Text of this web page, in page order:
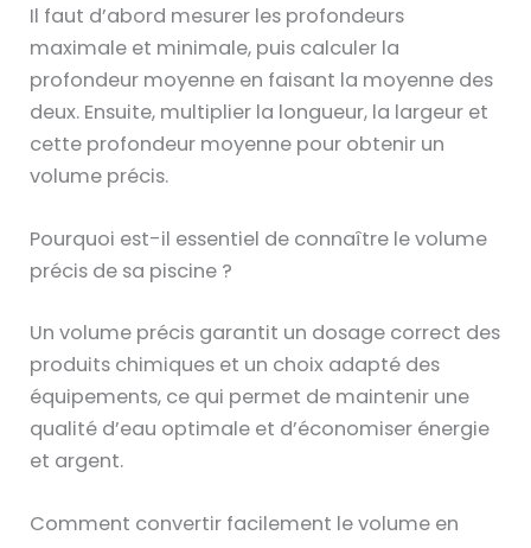
Il faut d’abord mesurer les profondeurs
maximale et minimale, puis calculer la
profondeur moyenne en faisant la moyenne des
deux. Ensuite, multiplier la longueur, la largeur et
cette profondeur moyenne pour obtenir un
volume précis.
Pourquoi est-il essentiel de connaître le volume
précis de sa piscine ?
Un volume précis garantit un dosage correct des
produits chimiques et un choix adapté des
équipements, ce qui permet de maintenir une
qualité d’eau optimale et d’économiser énergie
et argent.
Comment convertir facilement le volume en